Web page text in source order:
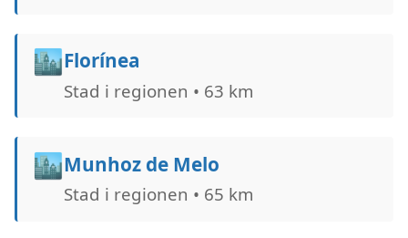
🏙️Florínea
Stad i regionen • 63 km
🏙️Munhoz de Melo
Stad i regionen • 65 km